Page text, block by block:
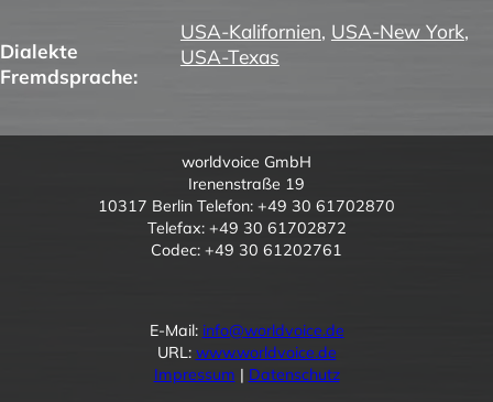
Dialekte
Fremdsprache:
USA-Kalifornien, USA-New York,
USA-Texas
worldvoice GmbH
Irenenstraße 19
10317 Berlin Telefon: +49 30 61702870
Telefax: +49 30 61702872
Codec: +49 30 61202761
E-Mail: info@worldvoice.de
URL: www.worldvoice.de
Impressum | Datenschutz